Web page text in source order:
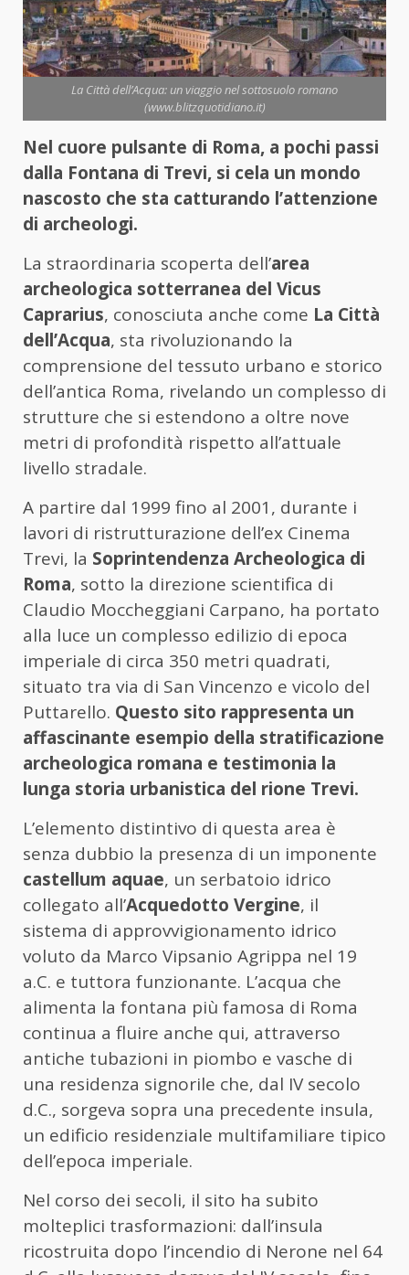
La Città dell’Acqua: un viaggio nel sottosuolo romano
(www.blitzquotidiano.it)
Nel cuore pulsante di Roma, a pochi passi
dalla Fontana di Trevi, si cela un mondo
nascosto che sta catturando l’attenzione
di archeologi.
La straordinaria scoperta dell’area
archeologica sotterranea del Vicus
Caprarius, conosciuta anche come La Città
dell’Acqua, sta rivoluzionando la
comprensione del tessuto urbano e storico
dell’antica Roma, rivelando un complesso di
strutture che si estendono a oltre nove
metri di profondità rispetto all’attuale
livello stradale.
A partire dal 1999 fino al 2001, durante i
lavori di ristrutturazione dell’ex Cinema
Trevi, la Soprintendenza Archeologica di
Roma, sotto la direzione scientifica di
Claudio Moccheggiani Carpano, ha portato
alla luce un complesso edilizio di epoca
imperiale di circa 350 metri quadrati,
situato tra via di San Vincenzo e vicolo del
Puttarello. Questo sito rappresenta un
affascinante esempio della stratificazione
archeologica romana e testimonia la
lunga storia urbanistica del rione Trevi.
L’elemento distintivo di questa area è
senza dubbio la presenza di un imponente
castellum aquae, un serbatoio idrico
collegato all’Acquedotto Vergine, il
sistema di approvvigionamento idrico
voluto da Marco Vipsanio Agrippa nel 19
a.C. e tuttora funzionante. L’acqua che
alimenta la fontana più famosa di Roma
continua a fluire anche qui, attraverso
antiche tubazioni in piombo e vasche di
una residenza signorile che, dal IV secolo
d.C., sorgeva sopra una precedente insula,
un edificio residenziale multifamiliare tipico
dell’epoca imperiale.
Nel corso dei secoli, il sito ha subito
molteplici trasformazioni: dall’insula
ricostruita dopo l’incendio di Nerone nel 64